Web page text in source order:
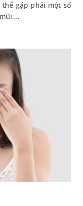
gặp phải một số